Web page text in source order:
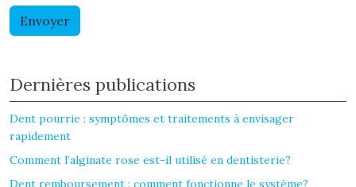
Dernières publications
Dent pourrie : symptômes et traitements à envisager
rapidement
Comment l’alginate rose est-il utilisé en dentisterie?
Dent remboursement : comment fonctionne le système?